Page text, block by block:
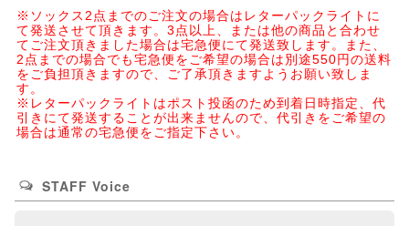
※ソックス2点までのご注文の場合はレターパックライトに
て発送させて頂きます。3点以上、または他の商品と合わせ
てご注文頂きました場合は宅急便にて発送致します。また、
2点までの場合でも宅急便をご希望の場合は別途550円の送料
をご負担頂きますので、ご了承頂きますようお願い致しま
す。
※レターパックライトはポスト投函のため到着日時指定、代
引きにて発送することが出来ませんので、代引きをご希望の
場合は通常の宅急便をご指定下さい。
STAFF Voice